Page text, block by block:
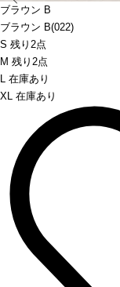
ブラウン B
ブラウン B(022)
S 残り2点
M 残り2点
L 在庫あり
XL 在庫あり